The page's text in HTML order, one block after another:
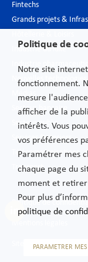
Fintechs
Grands projets &
Industrie du luxe
Industrie
Nouvelles technologies
Secteur bancaire
Secteur public
Services financiers
Télécommunications
Transport
Politique de
Sitemap
Politique de
Notre site
fonctionnement.
mesure
afficher de la
intérêts. Vous
vos préférences
Paramétrer mes
chaque page du
moment et
Pour plus
politique de
PARAMETRER